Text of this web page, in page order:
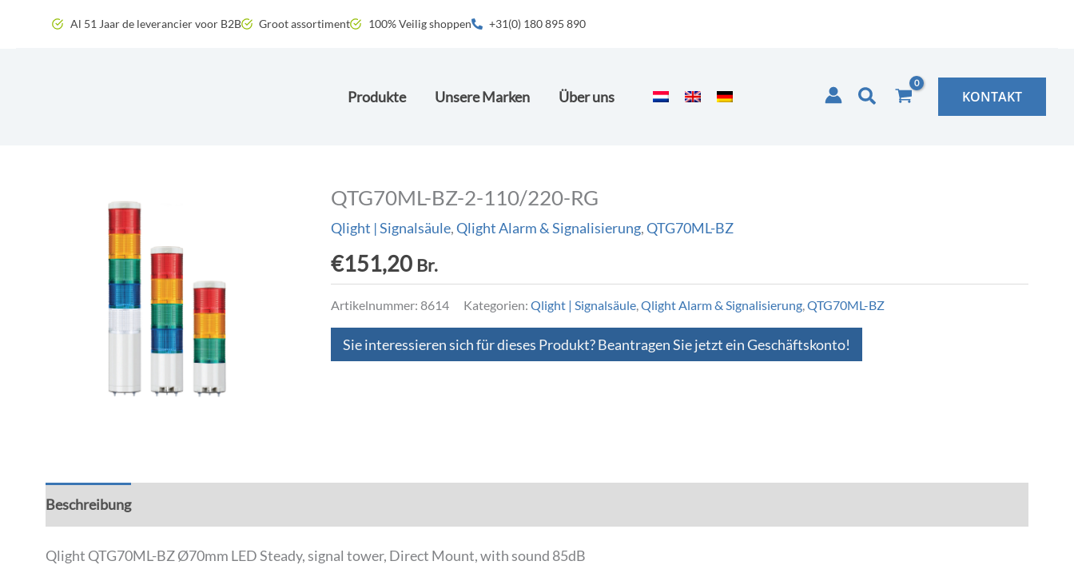
Al 51 Jaar de leverancier voor B2B Groot assortiment 100% Veilig shoppen +31(0) 180 895 890
Produkte Unsere Marken Über uns Suchen KONTAKT
QTG70ML-BZ-2-110/220-RG
Qlight | Signalsäule,Qlight Alarm & Signalisierung,QTG70ML-BZ
€151,20 Br.
Artikelnummer: 8614 Kategorien: Qlight | Signalsäule,Qlight Alarm & Signalisierung,QTG70ML-BZ
Sie interessieren sich für dieses Produkt? Beantragen Sie jetzt ein Geschäftskonto!
Beschreibung
Qlight QTG70ML-BZ Ø70mm LED Steady, signal tower, Direct Mount, with sound 85dB